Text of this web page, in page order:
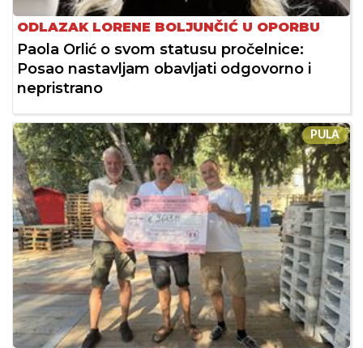
ODLAZAK LORENE BOLJUNČIĆ U OPORBU
Paola Orlić o svom statusu pročelnice:
Posao nastavljam obavljati odgovorno i
nepristrano
PULA